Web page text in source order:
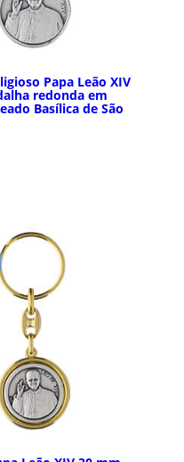
Papa Leão XIV
redonda em
Basílica de São